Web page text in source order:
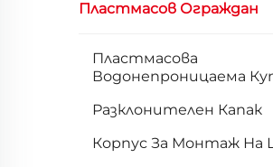
Пластмасов Ограждан
Пластмасова
Водонепроницаема
Разклонителен Капак
Корпус За Монтаж На